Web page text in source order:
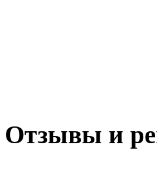
Отзывы и